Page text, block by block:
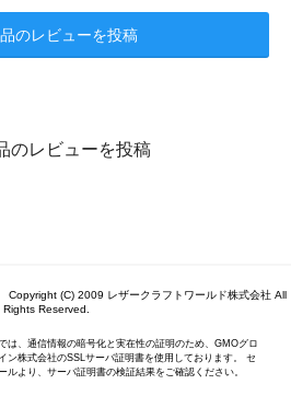
のレビューを投稿
のレビューを投稿
(C) 2009 レザークラフトワールド株式会社 All
Rights Reserved.
は、通信情報の暗号化と実在性の証明のため、GMOグロ
ン株式会社のSSLサーバ証明書を使用しております。 セ
ルより、サーバ証明書の検証結果をご確認ください。